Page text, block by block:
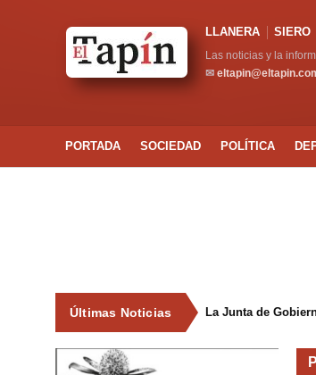
LLANERA SIERO
Las noticias y la
✉
PORTADA SOCIEDAD POLÍTICA
Últimas Noticias